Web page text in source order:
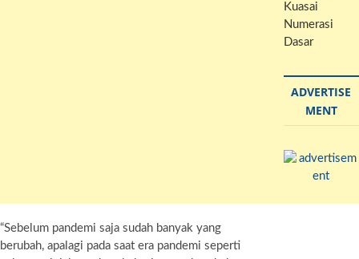
“Sebelum pandemi saja sudah banyak yang
berubah, apalagi pada saat era pandemi seperti
Kuasai
Numerasi
Dasar
ADVERTISE
MENT